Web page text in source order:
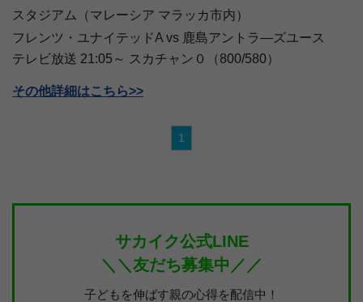
スタジアム（マレーシア マラッカ市内）
フレンツ・ユナイテッドA vs 鹿島アントラ―ズユース
テレビ放送 21:05～ スカチャン０（800/580）
その他詳細はこちら>>
1
サカイク公式LINE
＼＼友だち募集中／／
子どもを伸ばす親の心得を配信中！